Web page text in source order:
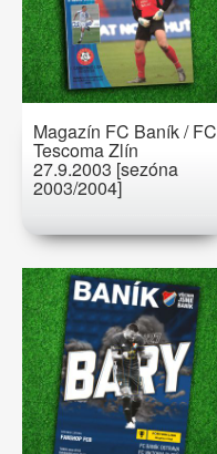
Magazín FC Baník / FC
Tescoma Zlín
27.9.2003 [sezóna
2003/2004]